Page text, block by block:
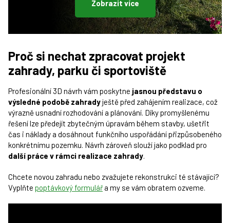
Zobrazit více
Proč si nechat zpracovat projekt
zahrady, parku či sportoviště
Profesionální 3D návrh vám poskytne jasnou představu o
výsledné podobě zahradyještě před zahájením realizace, což
výrazně usnadní rozhodování a plánování. Díky promyšlenému
řešení lze předejít zbytečným úpravám během stavby, ušetřit
čas i náklady a dosáhnout funkčního uspořádání přizpůsobeného
konkrétnímu pozemku. Návrh zároveň slouží jako podklad pro
další práce v rámci realizace zahrady.
Chcete novou zahradu nebo zvažujete rekonstrukci té stávající?
Vyplňte poptávkový formulář a my se vám obratem ozveme.